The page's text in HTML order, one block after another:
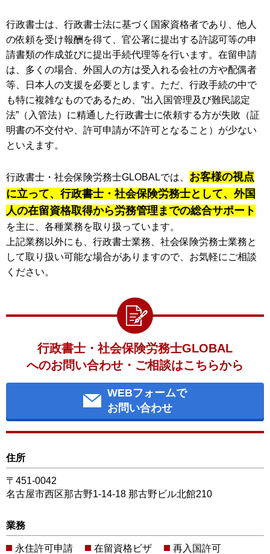
行政書士は、行政書士法に基づく国家資格者であり、他人
の依頼を受け報酬を得て、官公署に提出する許認可等の申
請書類の作成並びに提出手続代理等を行います。在留申請
は、多くの場合、外国人の方は受入れる会社の方や配偶者
等、日本人の支援を必要とします。ただ、行政手続の中で
も特に複雑なものであるため、”出入国管理及び難民認定
法”（入管法）に精通した行政書士に依頼する方が失敗（証
明書の不交付や、許可申請が不許可となること）が少ない
といえます。
行政書士・社会保険労務士GLOBALでは、 お客様の視点
に立って、行政書士・社会保険労務士として、外国
人の在留資格取得から労務管理までの総合サポート
を主に、各種業務を取り扱っています。
上記業務以外にも、行政書士業務、社会保険労務士業務と
して取り扱い可能な場合がありますので、お気軽にご相談
ください。
行政書士・社会保険労務士GLOBAL
へのお問い合わせ・ご相談はこちらから
WEBフォームで
お問い合わせ
住所
〒451-0042
名古屋市西区那古野1-14-18 那古野ビル北館210
業務
永住許可申請 在留資格ビザ
再入国許可